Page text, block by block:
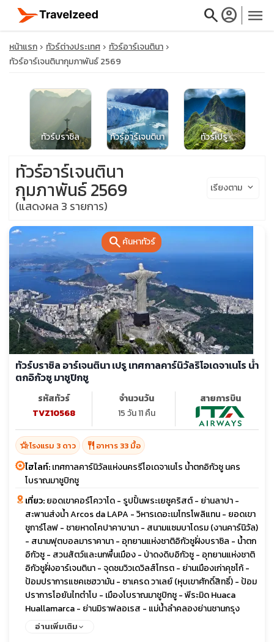
searchaccount_circle menu
close
travel_explore
calendar_month
หน้าแรก ทัวร์ต่างประเทศ
ทัวร์อาร์เจนตินา
ทัวร์อาร์เจนตินากุมภาพันธ์ 2569
ทัวร์บราซิล ทัวร์อาร์เจนตินา ทัวร์เปรู
searchค้นหาทัวร์
ทัวร์อาร์เจนตินา
กุมภาพันธ์ 2569
(แสดงผล 3 รายการ)
เรียงตาม keyboard_arrow_down
ทัวร์บราซิล อาร์เจนตินา เปรู เทศกาลคาร์นิวัลริโอเดจาเนโร น้ำ
ตกอิกัวซู มาชูปิกชู
รหัสทัวร์
TVZ10568
จำนวนวัน
15 วัน 11 คืน
สายการบิน
hotel_classโรงแรม 3 ดาว restaurant อาหาร 33 มื้อ
ไฮไลท์:เทศกาลคาร์นิวัลแห่งนครรีโอเดจาเนโร น้ำตกอิกัวซู นคร
โบราณมาชูปิกชู
เที่ยว:ยอดเขาคอร์โควาโด - รูปปั้นพระเยซูคริสต์ - ย่านลาปา -
สะพานส่งน้ำ Arcos da LAPA - วิหารเดอะเมโทรโพลิแทน - ยอดเขา
ชูการ์โลฟ - ชายหาดโคปาคาบานา - สนามแซมบาโดรม (งานคาร์นิวัล)
- สนามฟุตบอลมาราคานา - อุทยานแห่งชาติอิกัวซูฝั่งบราซิล - น้ำตก
อิกัวซู - สวนสัตว์และนกพื้นเมือง - ป่าดงดิบอิกัวซู - อุทยานแห่งชาติ
อิกัวซูฝั่งอาร์เจนตินา - จุดชมวิวเดวิลส์โทรต - ย่านเมืองเก่าคุซโก้ -
ป้อมปราการแซคเซฮวามัน - ซาเครด วาเลย์ (หุบเขาศักดิ์สิทธิ์) - ป้อม
ปราการโอยันไทตำโบ - เมืองโบราณมาชูปิกชู - พีระมิด Huaca
Huallamarca - ย่านมิราฟลอเรส - แม่น้ำลำคลองย่านชานกรุง
บัวโนสไอเรส - ร้านหนังสือ El Ateneo - หมู่บ้านแทงโก - ย่านโบกา
อ่านเพิ่มเติม